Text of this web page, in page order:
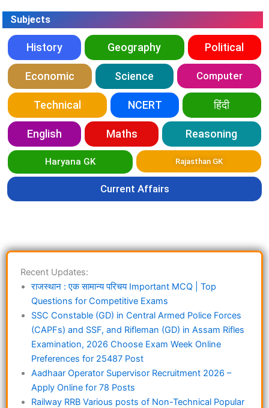
Subjects
History Geography Political
Economic Science Computer
Technical NCERT हिंदी
English Maths Reasoning
Haryana GK Rajasthan GK
Current Affairs
Recent Updates:
राजस्थान : एक सामान्य परिचय Important MCQ | Top
Questions for Competitive Exams
SSC Constable (GD) in Central Armed Police Forces
(CAPFs) and SSF, and Rifleman (GD) in Assam Rifles
Examination, 2026 Choose Exam Week Online
Preferences for 25487 Post
Aadhaar Operator Supervisor Recruitment 2026 –
Apply Online for 78 Posts
Railway RRB Various posts of Non-Technical Popular